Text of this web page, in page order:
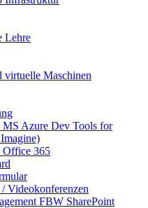
Lehre
virtuelle Maschinen
MS Azure Dev Tools for
Office 365
Videokonferenzen
FBW SharePoint